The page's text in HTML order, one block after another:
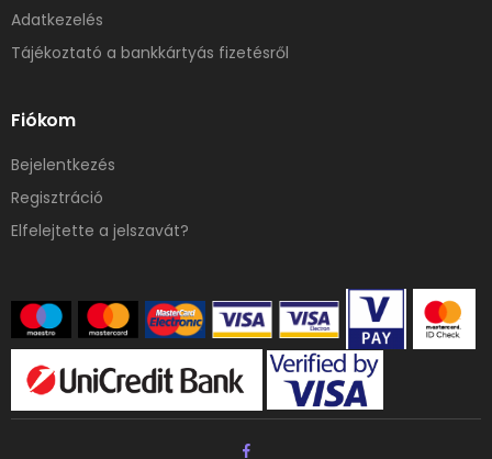
Adatkezelés
Tájékoztató a bankkártyás fizetésről
Fiókom
Bejelentkezés
Regisztráció
Elfelejtette a jelszavát?